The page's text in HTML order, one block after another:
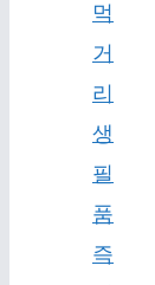
먹
거
리
생
필
품
즉